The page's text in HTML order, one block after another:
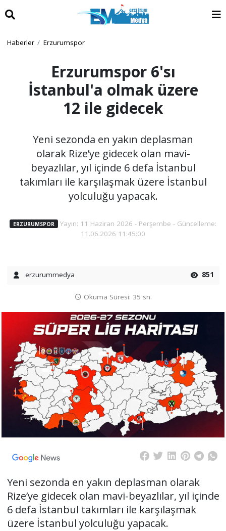
Haberler Erzurumspor
Erzurumspor 6'sı
İstanbul'a olmak üzere
12 ile gidecek
Yeni sezonda en yakın deplasman
olarak Rize’ye gidecek olan mavi-
beyazlılar, yıl içinde 6 defa İstanbul
takımları ile karşılaşmak üzere İstanbul
yolculuğu yapacak.
ERZURUMSPOR Yayın: 11 Haziran 2026 - Perşembe - Güncelleme:
11.06.2026 11:45:00
erzurummedya 851
Okuma Süresi: 35 sn.
Yeni sezonda en yakın deplasman olarak
Rize’ye gidecek olan mavi-beyazlılar, yıl içinde
6 defa İstanbul takımları ile karşılaşmak
üzere İstanbul yolculuğu yapacak.